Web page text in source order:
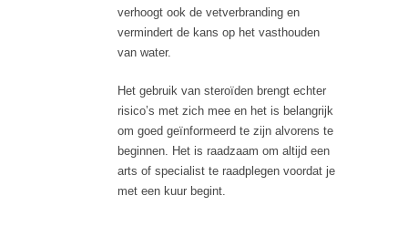
verhoogt ook de vetverbranding en
vermindert de kans op het vasthouden
van water.
Het gebruik van steroïden brengt echter
risico’s met zich mee en het is belangrijk
om goed geïnformeerd te zijn alvorens te
beginnen. Het is raadzaam om altijd een
arts of specialist te raadplegen voordat je
met een kuur begint.